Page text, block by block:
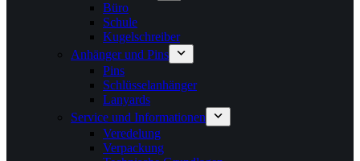
Büro
Schule
Kugelschreiber
Anhänger und Pins
Pins
Schlüsselanhänger
Lanyards
Service und Informationen
Veredelung
Verpackung